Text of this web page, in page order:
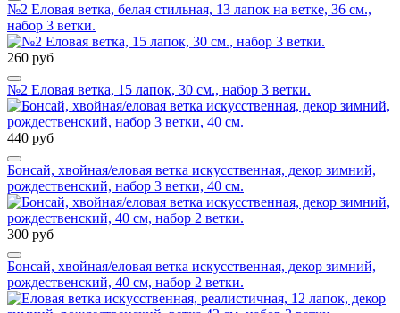
№2 Еловая ветка, белая стильная, 13 лапок на ветке, 36 см.,
набор 3 ветки.
260 руб
№2 Еловая ветка, 15 лапок, 30 см., набор 3 ветки.
440 руб
Бонсай, хвойная/еловая ветка искусственная, декор зимний,
рождественский, набор 3 ветки, 40 см.
300 руб
Бонсай, хвойная/еловая ветка искусственная, декор зимний,
рождественский, 40 см, набор 2 ветки.